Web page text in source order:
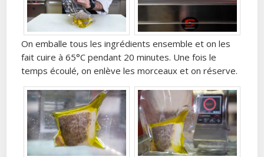
On emballe tous les ingrédients ensemble et on les
fait cuire à 65°C pendant 20 minutes. Une fois le
temps écoulé, on enlève les morceaux et on réserve.